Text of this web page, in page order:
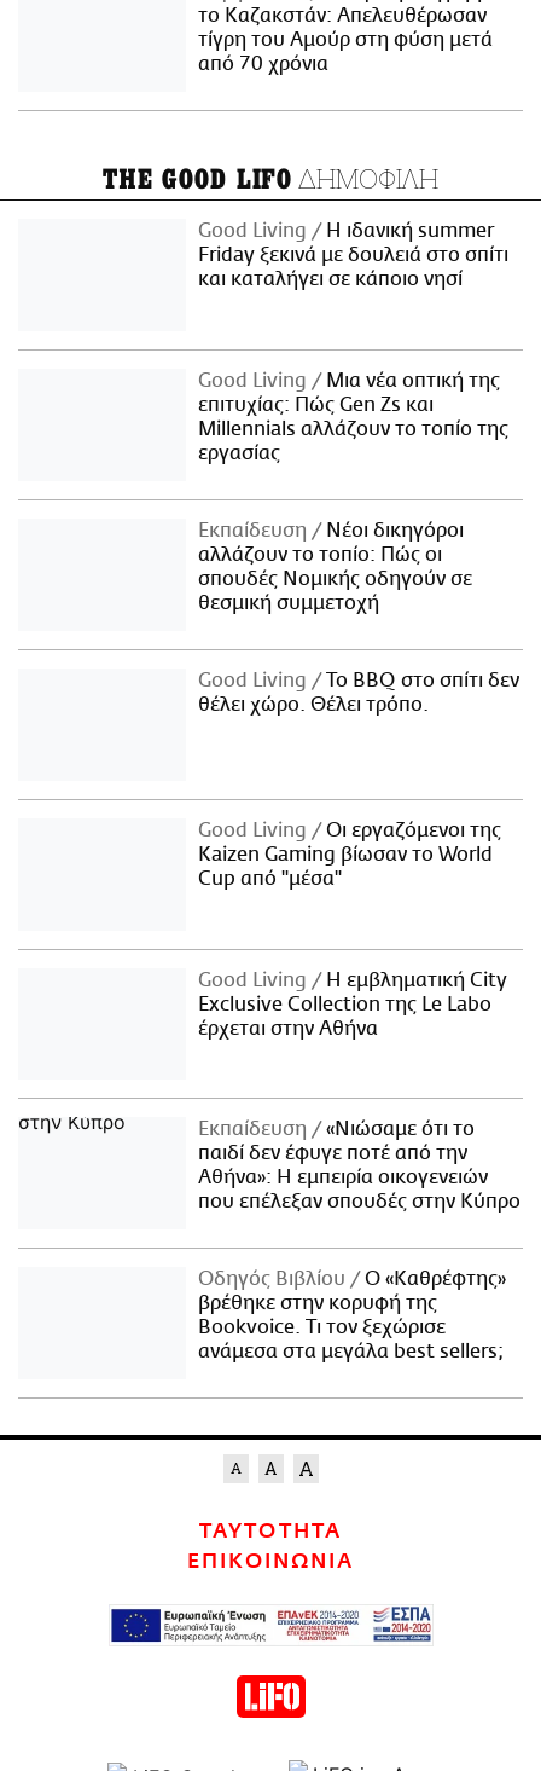
το Καζακστάν: Απελευθέρωσαν
τίγρη του Αμούρ στη φύση μετά
από 70 χρόνια
THE GOOD LIFO ΔΗΜΟΦΙΛΗ
Good Living
Η ιδανική summer
Friday ξεκινά με δουλειά στο σπίτι
και καταλήγει σε κάποιο νησί
Good Living
Μια νέα οπτική της
επιτυχίας: Πώς Gen Zs και
Millennials αλλάζουν το τοπίο της
εργασίας
Εκπαίδευση
Νέοι δικηγόροι
αλλάζουν το τοπίο: Πώς οι
σπουδές Νομικής οδηγούν σε
θεσμική συμμετοχή
Good Living
Το BBQ στο σπίτι δεν
θέλει χώρο. Θέλει τρόπο.
Good Living
Οι εργαζόμενοι της
Kaizen Gaming βίωσαν το World
Cup από "μέσα"
Good Living
Η εμβληματική City
Exclusive Collection της Le Labo
έρχεται στην Αθήνα
Εκπαίδευση
«Νιώσαμε ότι το
παιδί δεν έφυγε ποτέ από την
Αθήνα»: Η εμπειρία οικογενειών
που επέλεξαν σπουδές στην Κύπρο
Οδηγός Βιβλίου
Ο «Καθρέφτης»
βρέθηκε στην κορυφή της
Bookvoice. Τι τον ξεχώρισε
ανάμεσα στα μεγάλα best sellers;
ΤΑΥΤΟΤΗΤΑ
ΕΠΙΚΟΙΝΩΝΙΑ